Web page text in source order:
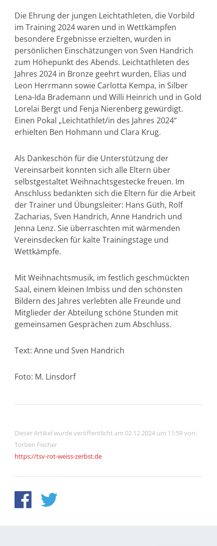
Die Ehrung der jungen Leichtathleten, die Vorbild
im Training 2024 waren und in Wettkämpfen
besondere Ergebnisse erzielten, wurden in
persönlichen Einschätzungen von Sven Handrich
zum Höhepunkt des Abends. Leichtathleten des
Jahres 2024 in Bronze geehrt wurden, Elias und
Leon Herrmann sowie Carlotta Kempa, in Silber
Lena-Ida Brademann und Willi Heinrich und in Gold
Lorelai Bergt und Fenja Nierenberg gewürdigt.
Einen Pokal „Leichtathlet/in des Jahres 2024“
erhielten Ben Hohmann und Clara Krug.
Als Dankeschön für die Unterstützung der
Vereinsarbeit konnten sich alle Eltern über
selbstgestaltet Weihnachtsgestecke freuen. Im
Anschluss bedankten sich die Eltern für die Arbeit
der Trainer und Übungsleiter: Hans Güth, Rolf
Zacharias, Sven Handrich, Anne Handrich und
Jenna Lenz. Sie überraschten mit wärmenden
Vereinsdecken für kalte Trainingstage und
Wettkämpfe.
Mit Weihnachtsmusik, im festlich geschmückten
Saal, einem kleinen Imbiss und den schönsten
Bildern des Jahres verlebten alle Freunde und
Mitglieder der Abteilung schöne Stunden mit
gemeinsamen Gesprächen zum Abschluss.
Text: Anne und Sven Handrich
Foto: M. Linsdorf
Dieser Artikel wurde veröffentlicht am 02.12.2024 um 11:59 von:
Torben Fischer
https://tsv-rot-weiss-zerbst.de